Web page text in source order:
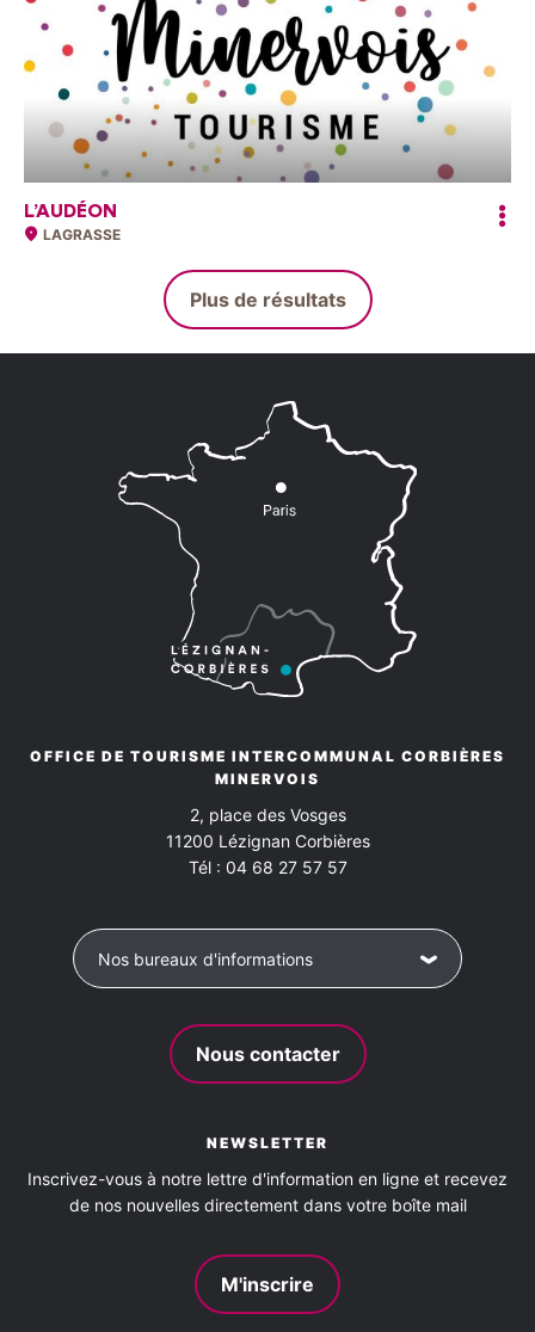
L’AUDÉON
LAGRASSE
Plus de résultats
OFFICE DE TOURISME INTERCOMMUNAL CORBIÈRES
MINERVOIS
2, place des Vosges
11200 Lézignan Corbières
Tél : 04 68 27 57 57
Nos bureaux d'informations
Nous contacter
NEWSLETTER
Inscrivez-vous à notre lettre d'information en ligne et recevez
de nos nouvelles directement dans votre boîte mail
M'inscrire